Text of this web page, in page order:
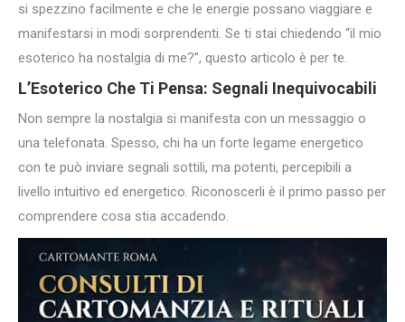
si spezzino facilmente e che le energie possano viaggiare e
manifestarsi in modi sorprendenti. Se ti stai chiedendo “il mio
esoterico ha nostalgia di me?”, questo articolo è per te.
L’Esoterico Che Ti Pensa: Segnali Inequivocabili
Non sempre la nostalgia si manifesta con un messaggio o
una telefonata. Spesso, chi ha un forte legame energetico
con te può inviare segnali sottili, ma potenti, percepibili a
livello intuitivo ed energetico. Riconoscerli è il primo passo per
comprendere cosa stia accadendo.